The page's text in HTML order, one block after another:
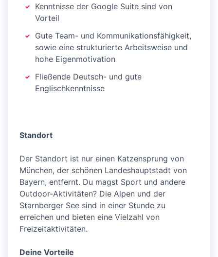
Kenntnisse der Google Suite sind von
Vorteil
Gute Team- und Kommunikationsfähigkeit,
sowie eine strukturierte Arbeitsweise und
hohe Eigenmotivation
Fließende Deutsch- und gute
Englischkenntnisse
Standort
Der Standort ist nur einen Katzensprung von
München, der schönen Landeshauptstadt von
Bayern, entfernt. Du magst Sport und andere
Outdoor-Aktivitäten? Die Alpen und der
Starnberger See sind in einer Stunde zu
erreichen und bieten eine Vielzahl von
Freizeitaktivitäten.
Deine Vorteile